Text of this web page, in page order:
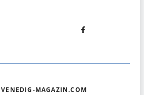
MAGAZIN.COM